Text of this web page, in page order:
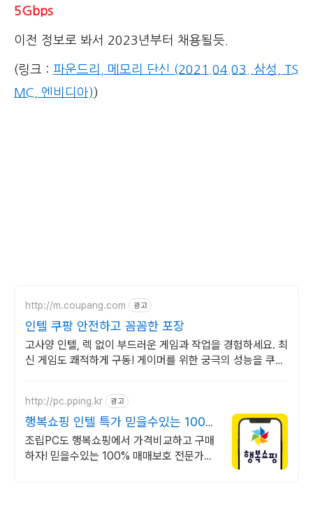
5Gbps
이전 정보로 봐서 2023년부터 채용될듯.
(링크 : 파운드리, 메모리 단신 (2021.04.03. 삼성, TS
MC, 엔비디아) )
http://m.coupang.com 광고
인텔 쿠팡 안전하고 꼼꼼한 포장
고사양 인텔, 렉 없이 부드러운 게임과 작업을 경험하세요. 최
신 게임도 쾌적하게 구동! 게이머를 위한 궁극의 성능을 쿠팡
http://pc.pping.kr 광고
행복쇼핑 인텔 특가 믿을수있는 100%
매매보호
조립PC도 행복쇼핑에서 가격비교하고 구매
하자! 믿을수있는 100% 매매보호 전문가의